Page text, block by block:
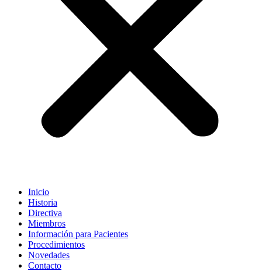
Inicio
Historia
Directiva
Miembros
Información para Pacientes
Procedimientos
Novedades
Contacto